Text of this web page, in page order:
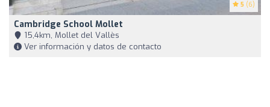
5 (6)
Cambridge School Mollet
15,4km, Mollet del Vallès
Ver información y datos de contacto